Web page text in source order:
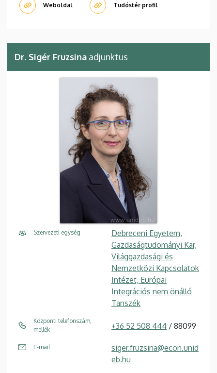
Weboldal Tudóstér profil
Dr. Sigér Fruzsina adjunktus
Szervezeti egység
Debreceni Egyetem,
Gazdaságtudományi Kar,
Világgazdasági és
Nemzetközi Kapcsolatok
Intézet, Európai
Integrációs nem önálló
Tanszék
Központi telefonszám,
mellék
+36 52 508 444 / 88099
E-mail
siger.fruzsina@econ.unid
eb.hu